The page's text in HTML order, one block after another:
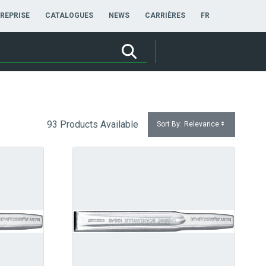
CATALOGUES NEWS CARRIÈRES FR
93 Products Available Sort By: Relevance